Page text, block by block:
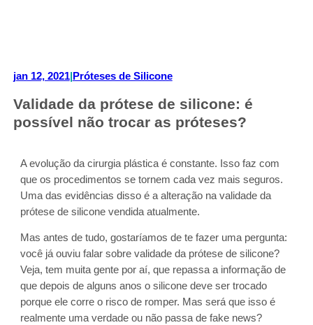
jan 12, 2021| Próteses de Silicone
Validade da prótese de silicone: é
possível não trocar as próteses?
A evolução da cirurgia plástica é constante. Isso faz com
que os procedimentos se tornem cada vez mais seguros.
Uma das evidências disso é a alteração na validade da
prótese de silicone vendida atualmente.
Mas antes de tudo, gostaríamos de te fazer uma pergunta:
você já ouviu falar sobre validade da prótese de silicone?
Veja, tem muita gente por aí, que repassa a informação de
que depois de alguns anos o silicone deve ser trocado
porque ele corre o risco de romper. Mas será que isso é
realmente uma verdade ou não passa de fake news?